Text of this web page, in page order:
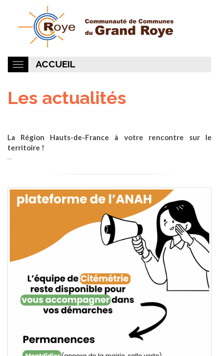
ACCUEIL
Les actualités
La Région Hauts-de-France à votre rencontre sur le
territoire !
...